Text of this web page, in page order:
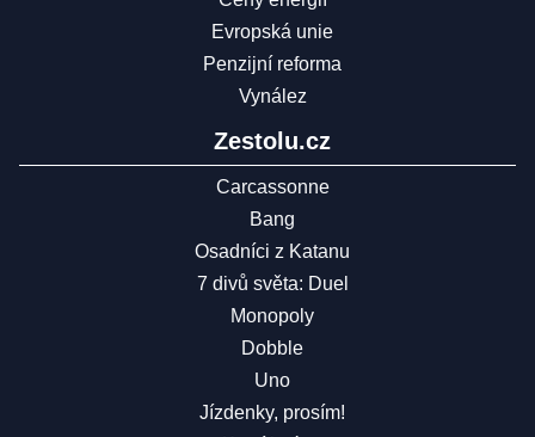
Evropská unie
Penzijní reforma
Vynález
Zestolu.cz
Carcassonne
Bang
Osadníci z Katanu
7 divů světa: Duel
Monopoly
Dobble
Uno
Jízdenky, prosím!